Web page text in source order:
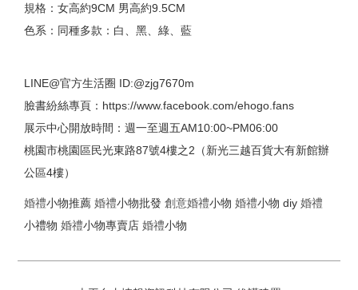
規格：女高約9CM 男高約9.5CM
色系：同種多款：白、黑、綠、藍
LINE@官方生活圈 ID:@zjg7670m
臉書紛絲專頁：https://www.facebook.com/ehogo.fans
展示中心開放時間：週一至週五AM10:00~PM06:00
桃園市桃園區民光東路87號4樓之2（新光三越百貨大有新館辦
公區4樓）
婚禮小物推薦 婚禮小物批發 創意婚禮小物 婚禮小物 diy 婚禮
小禮物 婚禮小物專賣店 婚禮小物